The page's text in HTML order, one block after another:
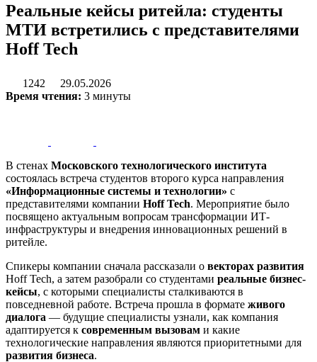
Реальные кейсы ритейла: студенты
МТИ встретились с представителями
Hoff Tech
1242
29.05.2026
Время чтения: 3 минуты
В стенах Московского технологического института
состоялась встреча студентов второго курса направления
«Информационные системы и технологии» с
представителями компании Hoff Tech. Мероприятие было
посвящено актуальным вопросам трансформации ИТ-
инфраструктуры и внедрения инновационных решений в
ритейле.
Спикеры компании сначала рассказали о векторах развития
Hoff Tech, а затем разобрали со студентами реальные бизнес-
кейсы, с которыми специалисты сталкиваются в
повседневной работе. Встреча прошла в формате живого
диалога — будущие специалисты узнали, как компания
адаптируется к современным вызовам и какие
технологические направления являются приоритетными для
развития бизнеса.